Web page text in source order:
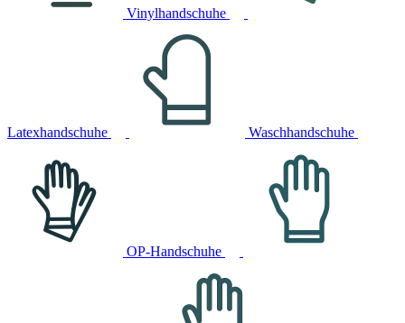
Vinylhandschuhe
Latexhandschuhe Waschhandschuhe
OP-Handschuhe